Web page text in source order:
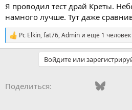
Я проводил тест драй Креты.
намного лучше. Тут даже
С
и
и
Pc Elkin,fat76,Admin и ещё 1 человек
Войдите или
Поделиться: Vkontakte
FacebookBluesky